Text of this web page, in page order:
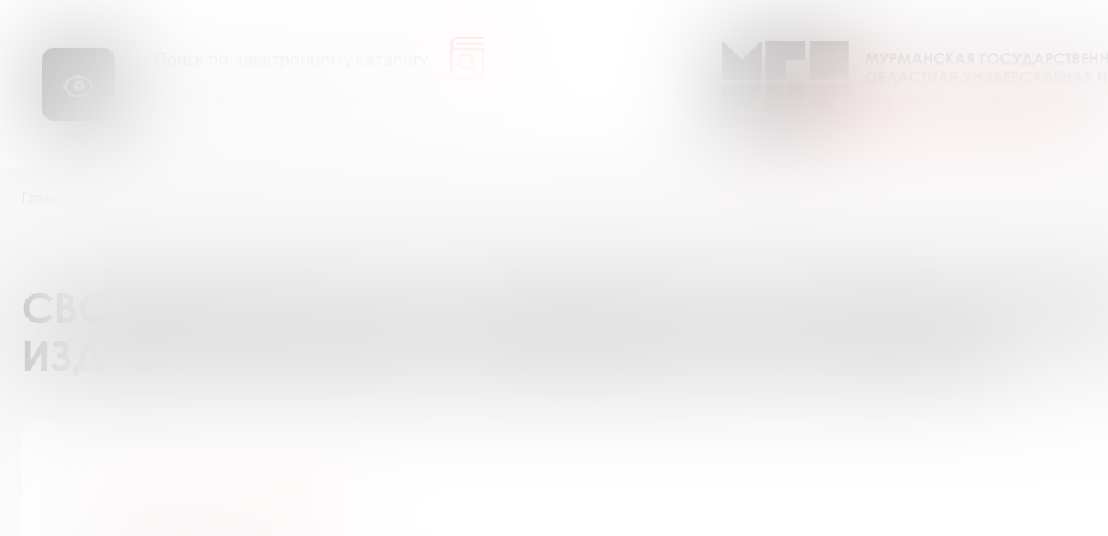
СВОДНЫЙ КАТАЛОГ ПОДПИСКИ НА ПЕРИОДИЧЕСКИЕ
ИЗДАНИЯ БИБЛИОТЕК МУРМАНСКОЙ ОБЛАСТИ